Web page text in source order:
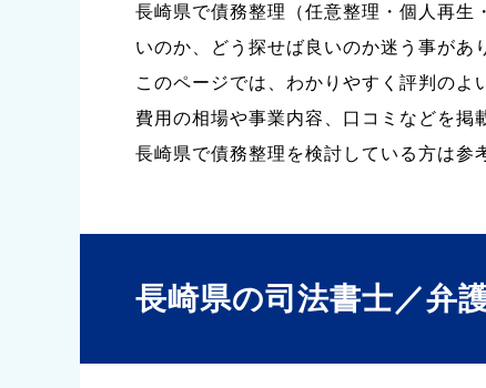
長崎県で債務整理（任意整理・個人再生
いのか、どう探せば良いのか迷う事があ
このページでは、わかりやすく評判のよ
費用の相場や事業内容、口コミなどを掲
長崎県で債務整理を検討している方は参
長崎県の司法書士／弁